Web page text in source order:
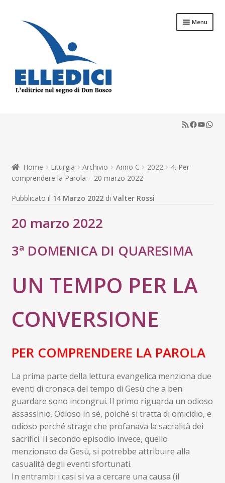
Vai
navigazione
Vai
contenuto
Menu
Sussidi
Riviste
Scuola
RSS FeedFacebook
Home Liturgia Archivio Anno C 2022
4. Per
comprendere la Parola – 20 marzo 2022
Pubblicato il 14 Marzo 2022 di Valter Rossi
20 marzo 2022
3ª DOMENICA DI QUARESIMA
UN TEMPO PER LA
CONVERSIONE
PER COMPRENDERE LA PAROLA
La prima parte della lettura evangelica menziona due
eventi di cronaca del tempo di Gesù che a ben
guardare sono incongrui. Il primo riguarda un odioso
assassinio. Odioso in sé, poiché si tratta di omicidio, e
odioso perché strage che profanava la sacralità dei
sacrifici. Il secondo episodio invece, quello
menzionato da Gesù, si potrebbe attribuire alla
casualità degli eventi sfortunati.
In entrambi i casi si va a cercare una causa (il